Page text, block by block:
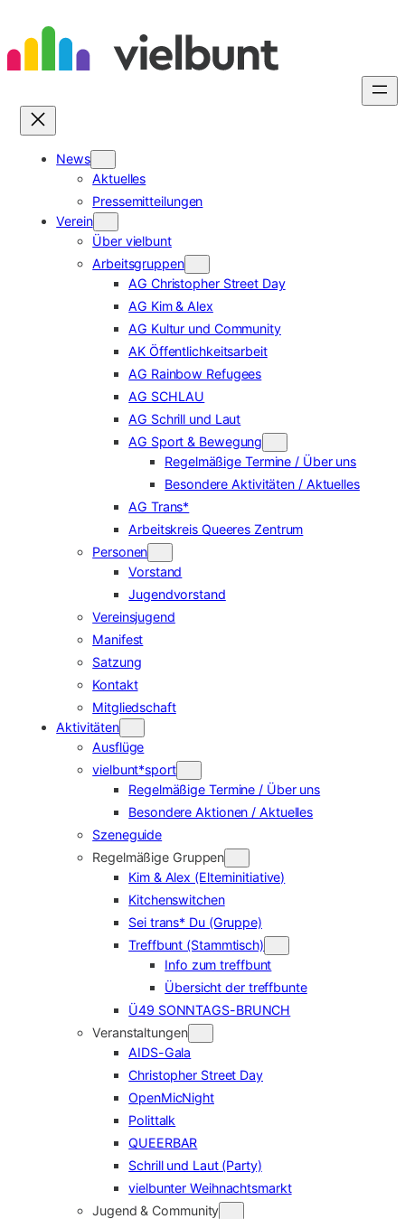
Inhalt
springen
News
Aktuelles
Pressemitteilungen
Verein
Über vielbunt
Arbeitsgruppen
AG Christopher Street Day
AG Kim & Alex
AG Kultur und Community
AK Öffentlichkeitsarbeit
AG Rainbow Refugees
AG SCHLAU
AG Schrill und Laut
AG Sport & Bewegung
Regelmäßige Termine / Über uns
Besondere Aktivitäten / Aktuelles
AG Trans*
Arbeitskreis Queeres Zentrum
Personen
Vorstand
Jugendvorstand
Vereinsjugend
Manifest
Satzung
Kontakt
Mitgliedschaft
Aktivitäten
Ausflüge
vielbunt*sport
Regelmäßige Termine / Über uns
Besondere Aktionen / Aktuelles
Szeneguide
Regelmäßige Gruppen
Kim & Alex (Elterninitiative)
Kitchenswitchen
Sei trans* Du (Gruppe)
Treffbunt (Stammtisch)
Info zum treffbunt
Übersicht der treffbunte
Ü49 SONNTAGS-BRUNCH
Veranstaltungen
AIDS-Gala
Christopher Street Day
OpenMicNight
Polittalk
QUEERBAR
Schrill und Laut (Party)
vielbunter Weihnachtsmarkt
Jugend & Community